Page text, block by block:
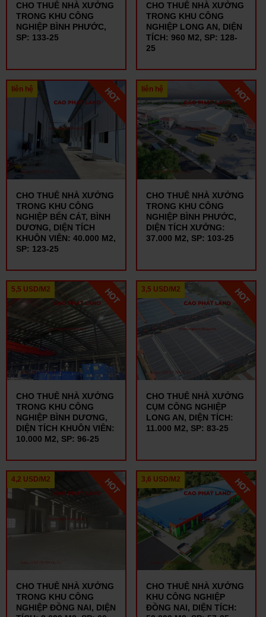
CHO THUÊ NHÀ XƯỞNG
TRONG KHU CÔNG
NGHIỆP BÌNH PHƯỚC,
SP: 133-25
CHO THUÊ NHÀ XƯỞNG
TRONG KHU CÔNG
NGHIỆP LONG AN, DIỆN
TÍCH: 960 M2, SP: 128-
25
liên hệ
CHO THUÊ NHÀ XƯỞNG
TRONG KHU CÔNG
NGHIỆP BẾN CÁT, BÌNH
DƯƠNG, DIỆN TÍCH
KHUÔN VIÊN: 40.000 M2,
SP: 123-25
liên hệ
CHO THUÊ NHÀ XƯỞNG
TRONG KHU CÔNG
NGHIỆP BÌNH PHƯỚC,
DIỆN TÍCH XƯỞNG:
37.000 M2, SP: 103-25
5,5 USD/M2
CHO THUÊ NHÀ XƯỞNG
TRONG KHU CÔNG
NGHIỆP BÌNH DƯƠNG,
DIỆN TÍCH KHUÔN VIÊN:
10.000 M2, SP: 96-25
3,5 USD/M2
CHO THUÊ NHÀ XƯỞNG
CỤM CÔNG NGHIỆP
LONG AN, DIỆN TÍCH:
11.000 M2, SP: 83-25
4,2 USD/M2
CHO THUÊ NHÀ XƯỞNG
TRONG KHU CÔNG
NGHIỆP ĐỒNG NAI, DIỆN
3,6 USD/M2
CHO THUÊ NHÀ XƯỞNG
KHU CÔNG NGHIỆP
ĐỒNG NAI, DIỆN TÍCH: